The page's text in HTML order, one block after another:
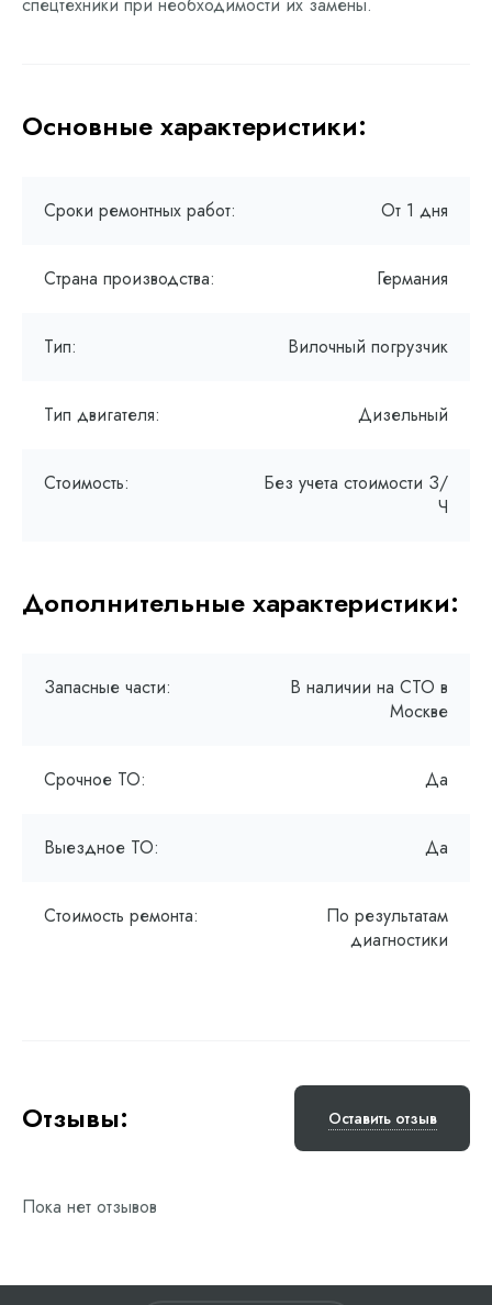
Основные характеристики:
Сроки ремонтных работ: От 1 дня
Страна производства: Германия
Тип: Вилочный погрузчик
Тип двигателя: Дизельный
Стоимость:
Без учета стоимости З/
Ч
Дополнительные характеристики:
Запасные части:
В наличии на СТО в
Москве
Срочное ТО: Да
Выездное ТО: Да
Стоимость ремонта:
По результатам
диагностики
Отзывы: Оставить отзыв
Пока нет отзывов